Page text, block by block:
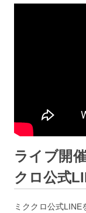
ライブ開
クロ公式
ミククロ公式LINE